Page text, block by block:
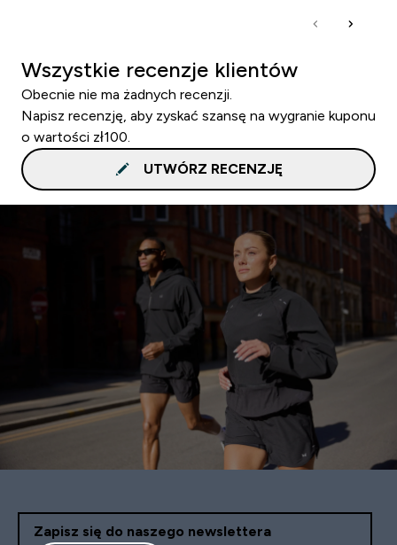
Wszystkie recenzje klientów
Obecnie nie ma żadnych recenzji.
Napisz recenzję, aby zyskać szansę na wygranie kuponu
o wartości zł100.
UTWÓRZ RECENZJĘ
Zapisz się do naszego newslettera